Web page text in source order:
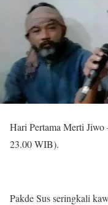
Hari Pertama Merti Jiwo
23.00 WIB).
Pakde Sus seringkali